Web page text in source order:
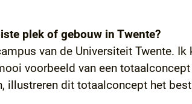
plek of gebouw in Twente?
van de Universiteit Twente.
voorbeeld van een
illustreren dit totaalconcept het